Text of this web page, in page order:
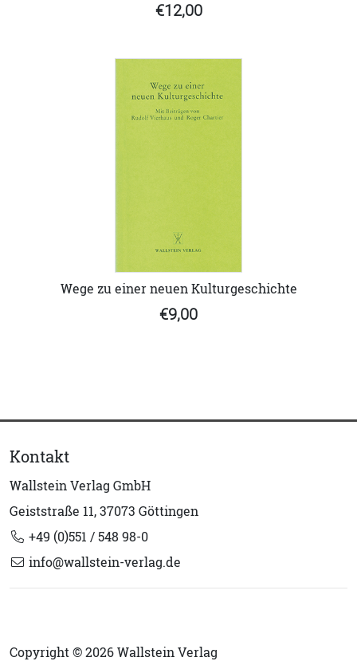
€12,00
Wege zu einer neuen Kulturgeschichte
€9,00
Kontakt
Wallstein Verlag GmbH
Geiststraße 11, 37073 Göttingen
+49 (0)551 / 548 98-0
info@wallstein-verlag.de
Copyright © 2026 Wallstein Verlag